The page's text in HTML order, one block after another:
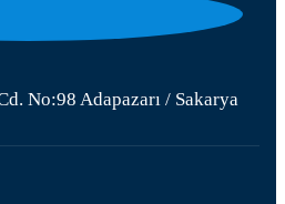
No:98 Adapazarı / Sakarya